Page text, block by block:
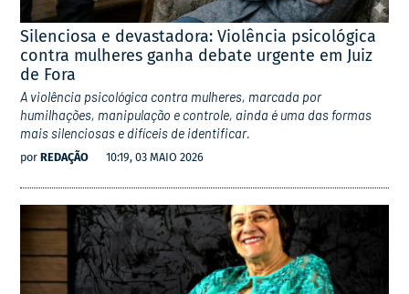
Silenciosa e devastadora: Violência psicológica
contra mulheres ganha debate urgente em Juiz
de Fora
A violência psicológica contra mulheres, marcada por
humilhações, manipulação e controle, ainda é uma das formas
mais silenciosas e difíceis de identificar.
por REDAÇÃO 10:19, 03 MAIO 2026